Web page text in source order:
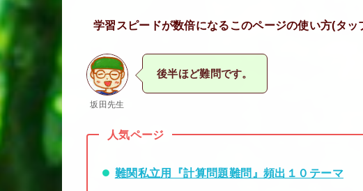
学習スピードが数倍になるこのページの使い方(タッ
坂田先生
後半ほど難問です。
人気ページ
難関私立用『計算問題難問』頻出１０テーマ